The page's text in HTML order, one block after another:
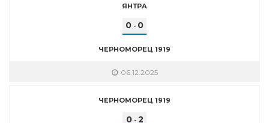
ЯНТРА
0 - 0
ЧЕРНОМОРЕЦ 1919
06.12.2025
ЧЕРНОМОРЕЦ 1919
0- 2